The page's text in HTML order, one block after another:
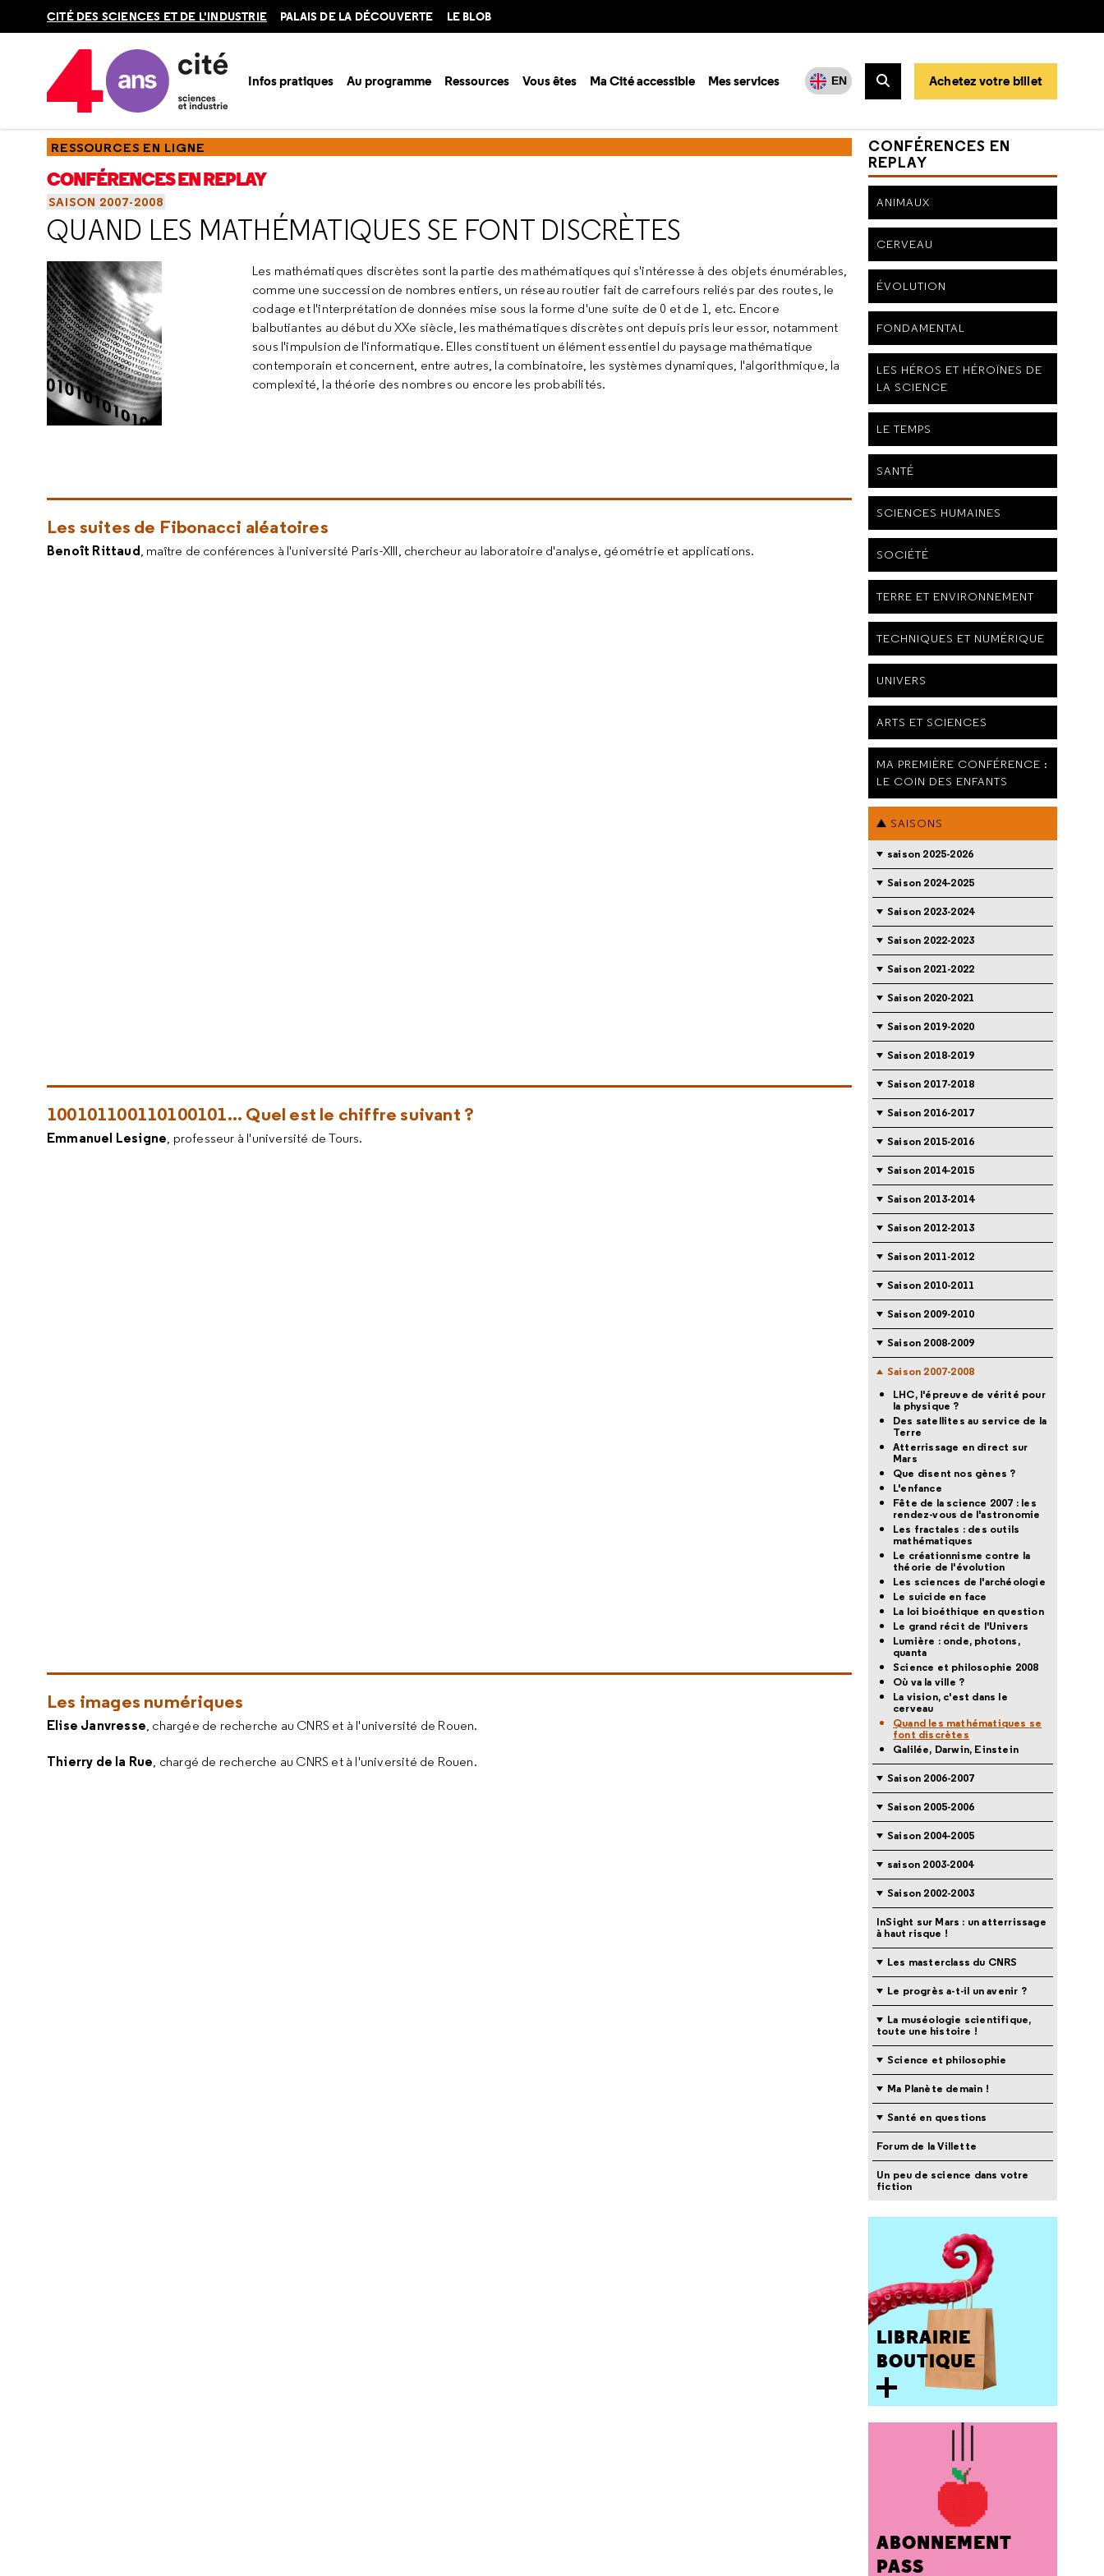
CITÉ DES SCIENCES ET DE L'INDUSTRIE PALAIS DE LA DÉCOUVERTE LE BLOB
Infos pratiques Au programme Ressources Vous êtes Ma Cité accessible Mes services EN
Rechercher
Achetez votre billet
Accueil Ressources
RESSOURCES EN LIGNE
CONFÉRENCES EN REPLAY
SAISON 2007-2008
QUAND LES MATHÉMATIQUES SE FONT DISCRÈTES
Les mathématiques discrètes sont la partie des mathématiques qui s'intéresse à des objets énumérables,
comme une succession de nombres entiers, un réseau routier fait de carrefours reliés par des routes, le
codage et l'interprétation de données mise sous la forme d'une suite de 0 et de 1, etc. Encore
balbutiantes au début du XXe siècle, les mathématiques discrètes ont depuis pris leur essor, notamment
sous l'impulsion de l'informatique. Elles constituent un élément essentiel du paysage mathématique
contemporain et concernent, entre autres, la combinatoire, les systèmes dynamiques, l'algorithmique, la
complexité, la théorie des nombres ou encore les probabilités.
Les suites de Fibonacci aléatoires
Benoît Rittaud, maître de conférences à l'université Paris-XIII, chercheur au laboratoire d'analyse, géométrie et applications.
100101100110100101... Quel est le chiffre suivant ?
Emmanuel Lesigne, professeur à l'université de Tours.
Les images numériques
Elise Janvresse, chargée de recherche au CNRS et à l'université de Rouen.
Thierry de la Rue, chargé de recherche au CNRS et à l'université de Rouen.
CONFÉRENCES EN
REPLAY
ANIMAUX
CERVEAU
ÉVOLUTION
FONDAMENTAL
LES HÉROS ET HÉROÏNES DE
LA SCIENCE
LE TEMPS
SANTÉ
SCIENCES HUMAINES
SOCIÉTÉ
TERRE ET ENVIRONNEMENT
TECHNIQUES ET NUMÉRIQUE
UNIVERS
ARTS ET SCIENCES
MA PREMIÈRE CONFÉRENCE :
LE COIN DES ENFANTS
SAISONS
saison 2025-2026
Saison 2024-2025
Saison 2023-2024
Saison 2022-2023
Saison 2021-2022
Saison 2020-2021
Saison 2019-2020
Saison 2018-2019
Saison 2017-2018
Saison 2016-2017
Saison 2015-2016
Saison 2014-2015
Saison 2013-2014
Saison 2012-2013
Saison 2011-2012
Saison 2010-2011
Saison 2009-2010
Saison 2008-2009
Saison 2007-2008
LHC, l'épreuve de vérité pour
la physique ?
Des satellites au service de la
Terre
Atterrissage en direct sur
Mars
Que disent nos gènes ?
L'enfance
Fête de la science 2007 : les
rendez-vous de l'astronomie
Les fractales : des outils
mathématiques
Le créationnisme contre la
théorie de l'évolution
Les sciences de l'archéologie
Le suicide en face
La loi bioéthique en question
Le grand récit de l'Univers
Lumière : onde, photons,
quanta
Science et philosophie 2008
Où va la ville ?
La vision, c'est dans le
cerveau
Quand les mathématiques se
font discrètes
Galilée, Darwin, Einstein
Saison 2006-2007
Saison 2005-2006
Saison 2004-2005
saison 2003-2004
Saison 2002-2003
InSight sur Mars : un atterrissage
à haut risque !
Les masterclass du CNRS
Le progrès a-t-il un avenir ?
La muséologie scientifique,
toute une histoire !
Science et philosophie
Ma Planète demain !
Santé en questions
Forum de la Villette
Un peu de science dans votre
fiction
LIBRAIRIE
BOUTIQUE
ABONNEMENT
PASS